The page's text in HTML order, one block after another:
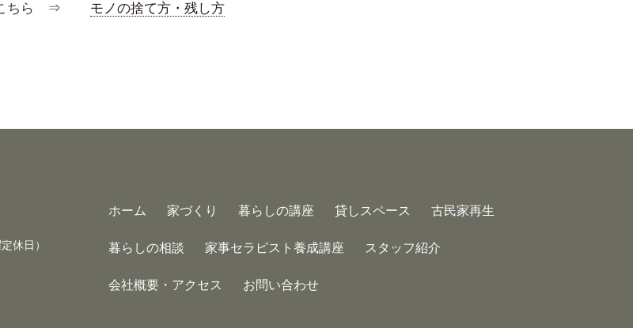
こちら ⇒
モノの捨て方・残し方
ホーム 家づくり 暮らしの講座 貸しスペース 古民家再生
暮らしの相談 家事セラピスト養成講座 スタッフ紹介
会社概要・アクセス お問い合わせ
休日）